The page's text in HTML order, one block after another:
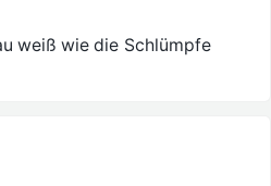
weiß wie die Schlümpfe